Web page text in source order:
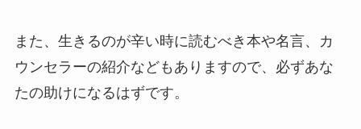
また、生きるのが辛い時に読むべき本や名言、カ
ウンセラーの紹介などもありますので、必ずあな
たの助けになるはずです。